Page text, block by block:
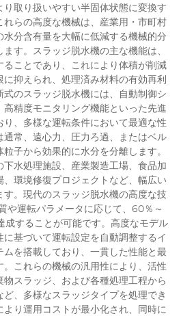
取り扱いやすい半固体状態に変換す
れらの高度な機械は、産業用・市町村
分含有量を大幅に低減する機械的分
す。スラッジ脱水機の主な機能は、
ことであり、これにより体積が削減
抑えられ、処理済み材料の有効再利
のスラッジ脱水機には、自動制御シ
精度モニタリング機能といった先進
、多様な運転条件において最適な性
常、遠心力、圧力ろ過、またはベル
子から効果的に水分を分離します。
水処理施設、産業製造工場、食品加
環境修復プロジェクトなど、幅広い
。現代のスラッジ脱水機の高度な技
や運転パラメータに応じて、60％～
成することが可能です。高度なモデル
基づいて運転設定を自動調整するイ
を搭載しており、一貫した性能と最
これらの機械の汎用性により、活性
スラッジ、および各種処理工程から
、多様なスラッジタイプを処理でき
り運用コストが最小化され、同時に